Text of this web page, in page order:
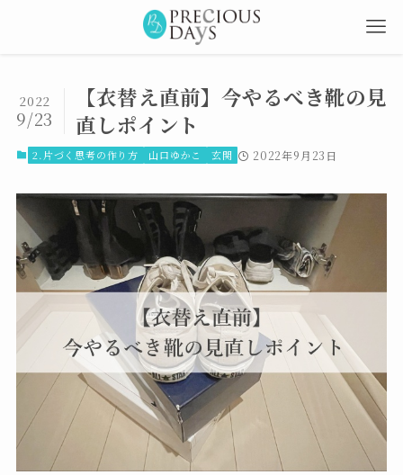
【衣替え直前】今やるべき靴の見
直しポイント
2022
9/23
2.片づく思考の作り方 山口ゆかこ 玄関 2022年9月23日